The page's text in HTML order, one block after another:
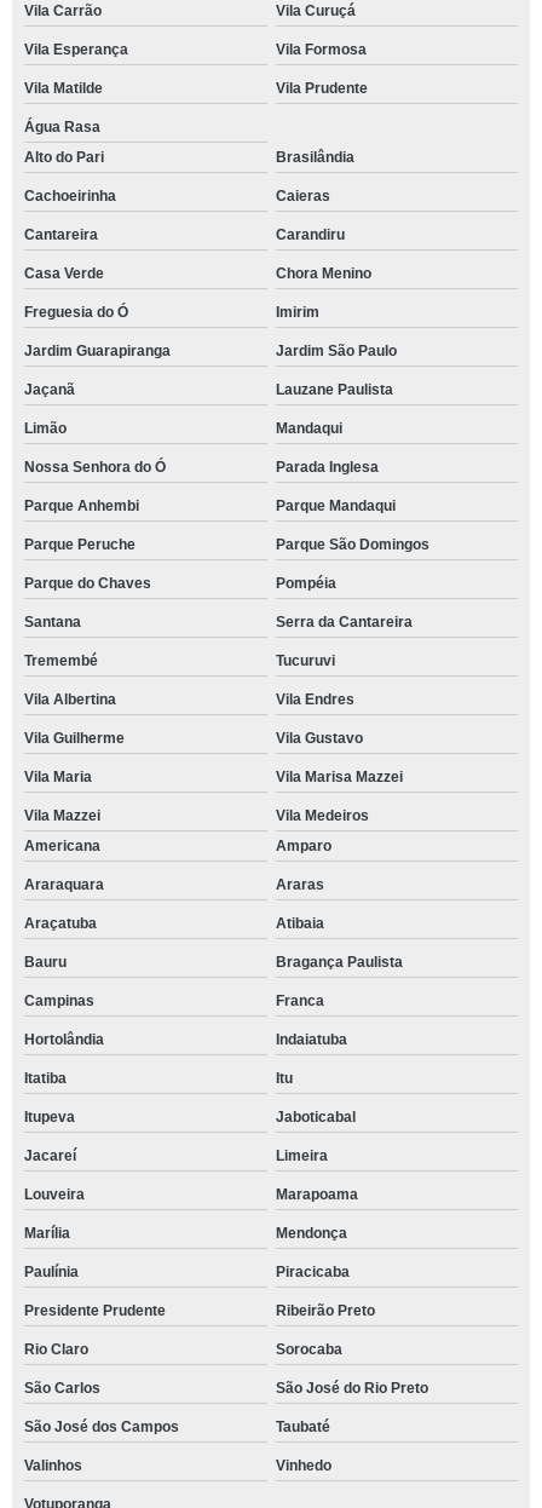
Vila Carrão Vila Curuçá
Vila Esperança Vila Formosa
Vila Matilde Vila Prudente
Água Rasa
Alto do Pari
Brasilândia
Cachoeirinha Caieras
Cantareira Carandiru
Casa Verde Chora Menino
Freguesia do Ó Imirim
Jardim Guarapiranga Jardim São Paulo
Jaçanã Lauzane Paulista
Limão Mandaqui
Nossa Senhora do Ó Parada Inglesa
Parque Anhembi Parque Mandaqui
Parque Peruche Parque São Domingos
Parque do Chaves Pompéia
Santana Serra da Cantareira
Tremembé Tucuruvi
Vila Albertina Vila Endres
Vila Guilherme Vila Gustavo
Vila Maria Vila Marisa Mazzei
Vila Mazzei
Vila Medeiros
Americana
Amparo
Araraquara Araras
Araçatuba Atibaia
Bauru Bragança Paulista
Campinas Franca
Hortolândia Indaiatuba
Itatiba Itu
Itupeva Jaboticabal
Jacareí Limeira
Louveira Marapoama
Marília Mendonça
Paulínia Piracicaba
Presidente Prudente Ribeirão Preto
Rio Claro Sorocaba
São Carlos São José do Rio Preto
São José dos Campos Taubaté
Valinhos Vinhedo
Votuporanga